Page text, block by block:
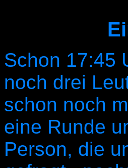
Schon 17:45
noch drei
schon noch
eine Runde
Person, die